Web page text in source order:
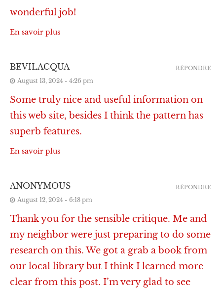
wonderful job!
En savoir plus
BEVILACQUA
August 13, 2024 - 4:26 pm
Some truly nice and useful information on
this web site, besides I think the pattern has
superb features.
En savoir plus
RÉPONDRE
ANONYMOUS
August 12, 2024 - 6:18 pm
Thank you for the sensible critique. Me and
my neighbor were just preparing to do some
research on this. We got a grab a book from
our local library but I think I learned more
clear from this post. I’m very glad to see
RÉPONDRE